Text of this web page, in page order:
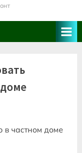
в частном доме